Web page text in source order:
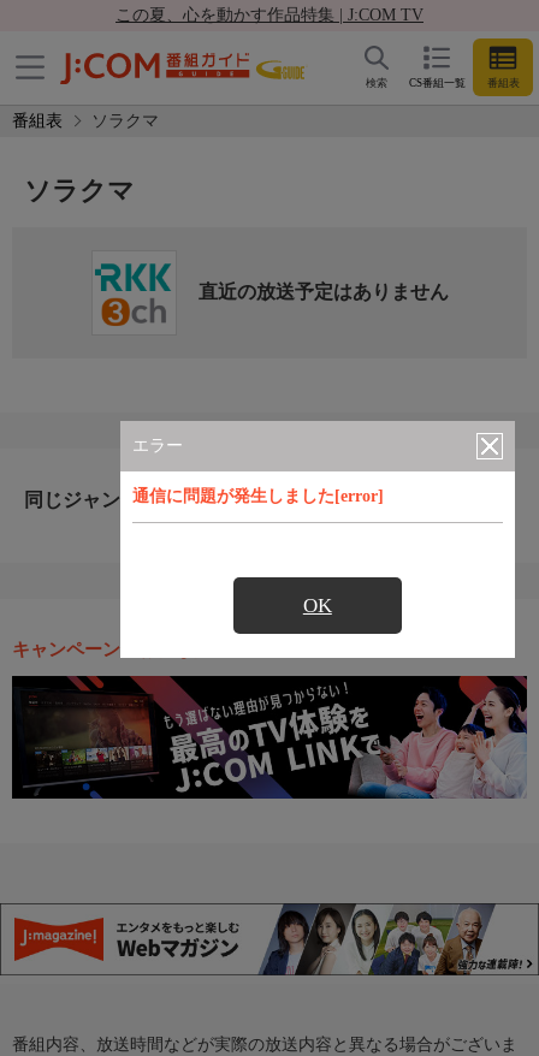
この夏、心を動かす作品特集 | J:COM TV
CS番組一覧 番組表
検索
番組表 ソラクマ
エラー
通信に問題が発生しました[error]
OK
ソラクマ
直近の放送予定はありません
同じジャンルのおすすめ番組
キャンペーン・お得な情報
番組内容、放送時間などが実際の放送内容と異なる場合がございま